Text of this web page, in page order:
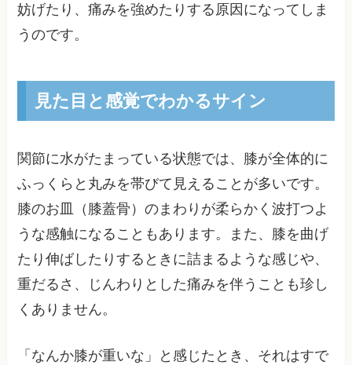
妨げたり、痛みを強めたりする原因になってしま
うのです。
見た目と感覚でわかるサイン
関節に水がたまっている状態では、膝が全体的に
ふっくらと丸みを帯びて見えることが多いです。
膝のお皿（膝蓋骨）のまわりが柔らかく波打つよ
うな感触になることもあります。また、膝を曲げ
たり伸ばしたりするときに詰まるような感じや、
重だるさ、じんわりとした痛みを伴うことも珍し
くありません。
「なんか膝が重いな」と感じたとき、それはすで